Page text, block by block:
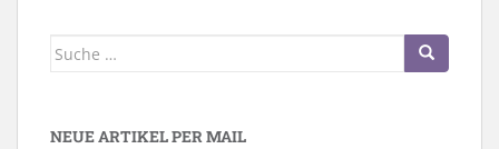
Suche
NEUE ARTIKEL PER MAIL